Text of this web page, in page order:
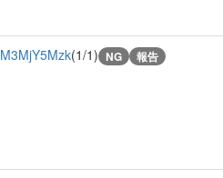
M3MjY5Mzk(1/1) NG 報告